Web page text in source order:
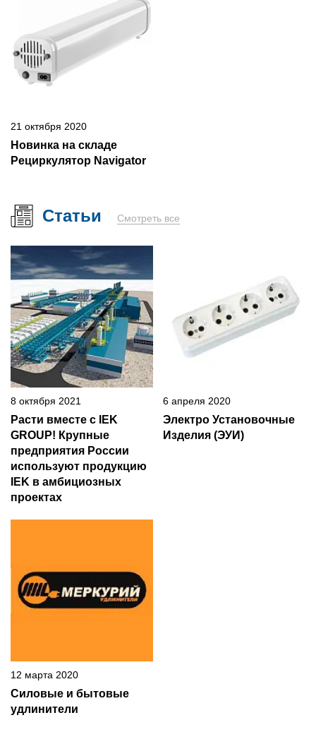
21 октября 2020
Новинка на складе
Рециркулятор Navigator
Статьи Смотреть все
8 октября 2021
Расти вместе с IEK
GROUP! Крупные
предприятия России
используют продукцию
IEK в амбициозных
проектах
6 апреля 2020
Электро Установочные
Изделия (ЭУИ)
12 марта 2020
Силовые и бытовые
удлинители